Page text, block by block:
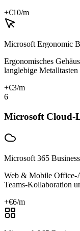
+€10/m
Microsoft Ergonomic
Ergonomisches
langlebige
+€3/m
6
Microsoft Cloud-
Microsoft 365
Web & Mobile Office-
Teams-Kollaboration
+€6/m